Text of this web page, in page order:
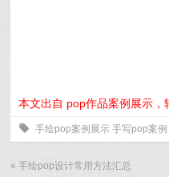
本文出自 pop作品案例展示，
0 手绘pop案例展示 手写pop案例
«手绘pop设计常用方法汇总